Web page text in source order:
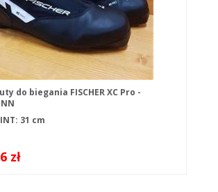
do biegania FISCHER XC Pro -
31 cm
zł